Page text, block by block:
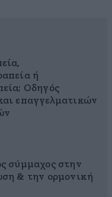
ή
Οδηγός
επαγγελματικών
σύμμαχος στην
& την ορμονική